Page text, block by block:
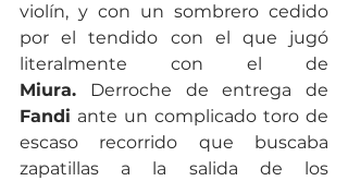
violín, y con un sombrero cedido
por el tendido con el que jugó
Miura.
Fandi ante un complicado toro de
escaso recorrido que buscaba
zapatillas a la salida de los